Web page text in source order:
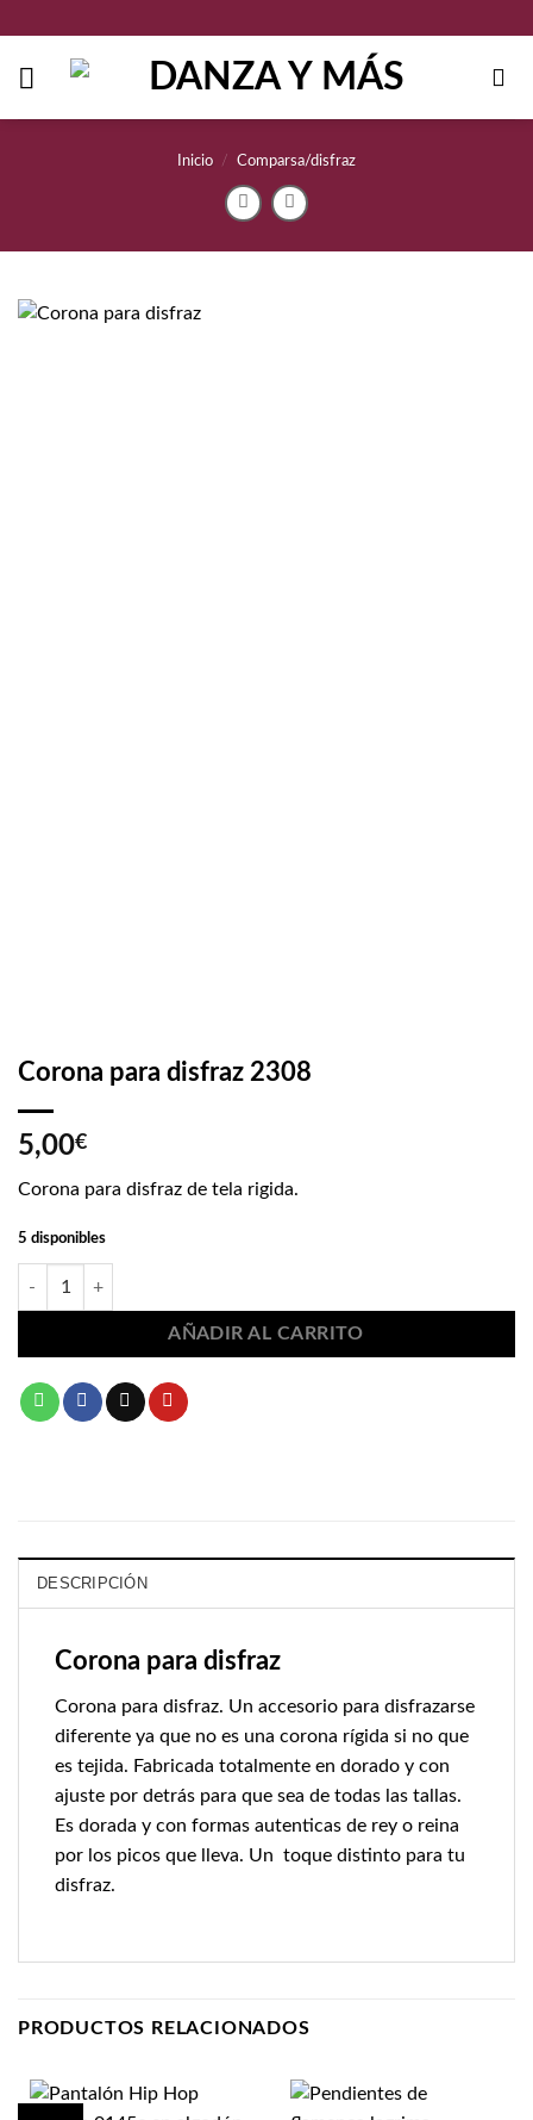
contenido
Inicio / Comparsa/disfraz
Corona para disfraz 2308
5,00€
Corona para disfraz de tela rigida.
5 disponibles
Corona para disfraz 2308 cantidad
AÑADIR AL CARRITO
DESCRIPCIÓN
Corona para disfraz
Corona para disfraz. Un accesorio para disfrazarse
diferente ya que no es una corona rígida si no que
es tejida. Fabricada totalmente en dorado y con
ajuste por detrás para que sea de todas las tallas.
Es dorada y con formas autenticas de rey o reina
por los picos que lleva. Un toque distinto para tu
disfraz.
PRODUCTOS RELACIONADOS